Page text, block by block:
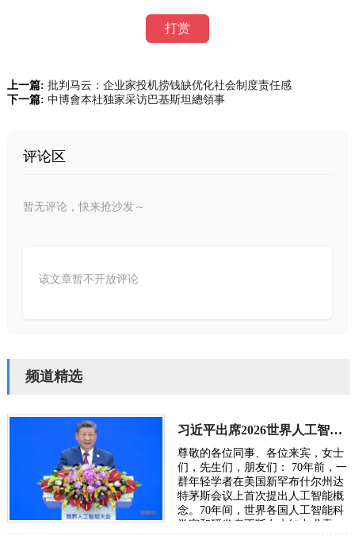
打赏
上一篇: 批判马云：企业家投机捞钱缺优化社会制度责任感
下一篇: 中博會本社独家采访巴基斯坦總領事
评论区
暂无评论，快来抢沙发～
该文章暂不开放评论
频道精选
习近平出席2026世界人工智能大会呼吁携手构建公正合理的全球人工智能治理体系
尊敬的各位同事、各位来宾，女士
们，先生们，朋友们： 70年前，一
群年轻学者在美国新罕布什尔州达
特茅斯会议上首次提出人工智能概
念。70年间，世界各国人工智能科
学家和研发者不断在未知中求索、